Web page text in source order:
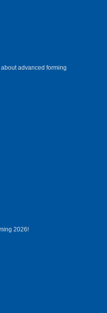
advanced forming
2026!